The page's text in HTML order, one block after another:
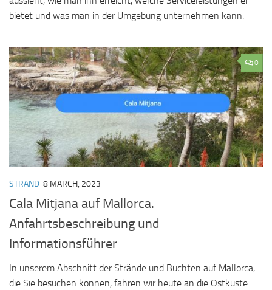
bietet und was man in der Umgebung unternehmen kann.
0
STRAND 8 MARCH, 2023
Cala Mitjana auf Mallorca.
Anfahrtsbeschreibung und
Informationsführer
In unserem Abschnitt der Strände und Buchten auf Mallorca,
die Sie besuchen können, fahren wir heute an die Ostküste